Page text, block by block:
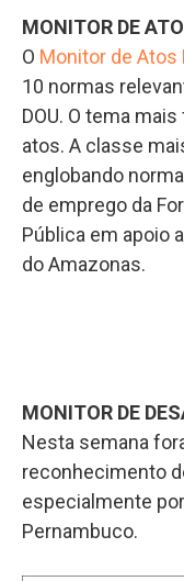
MONITOR DE
O Monitor de Atos
10 normas
DOU. O tema
atos. A classe
englobando
de emprego da
Pública em apoio
do Amazonas.
MONITOR DE
Nesta semana
reconhecimento
especialmente
Pernambuco.